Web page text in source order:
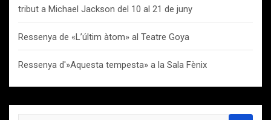
tribut a Michael Jackson del 10 al 21 de juny
Ressenya de «L’últim àtom» al Teatre Goya
Ressenya d'»Aquesta tempesta» a la Sala Fènix